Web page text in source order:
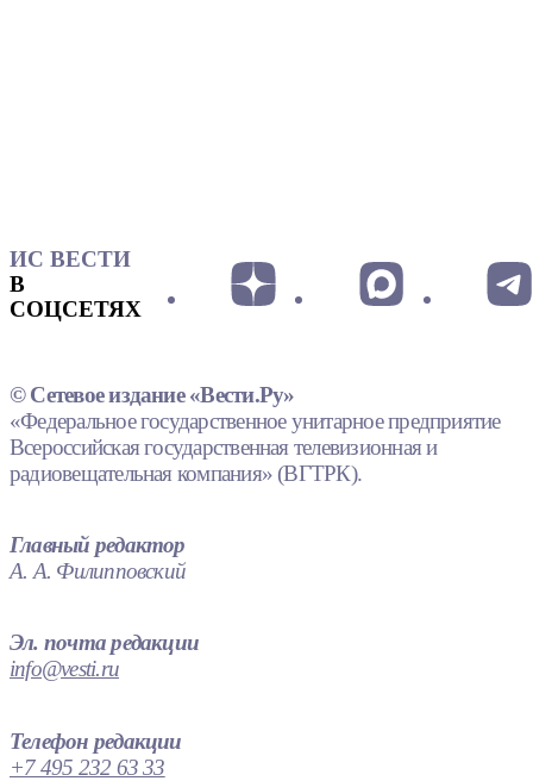
ИС ВЕСТИ
В
СОЦСЕТЯХ
© Сетевое издание «Вести.Ру»
«Федеральное государственное унитарное предприятие
Всероссийская государственная телевизионная и
радиовещательная компания» (ВГТРК).
Главный редактор
А. А. Филипповский
Эл. почта редакции
info@vesti.ru
Телефон редакции
+7 495 232 63 33